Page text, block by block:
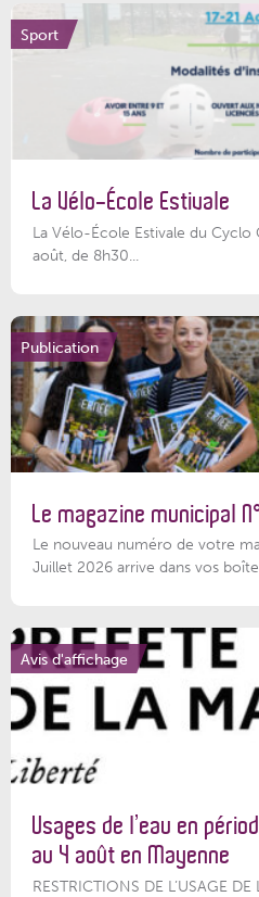
Sport
La Vélo-École Estivale
La Vélo-École Estivale du Cyclo
août, de 8h30...
Publication
Le magazine municipal
Le nouveau numéro de votre
Juillet 2026 arrive dans vos
Avis d'affichage
Usages de l’eau en
au 4 août en Mayenne
RESTRICTIONS DE L’USAGE